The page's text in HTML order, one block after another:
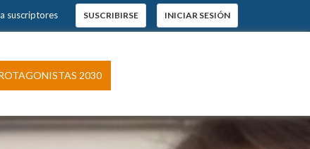
SUSCRIBIRSE INICIAR SESIÓN
suscriptores
2030